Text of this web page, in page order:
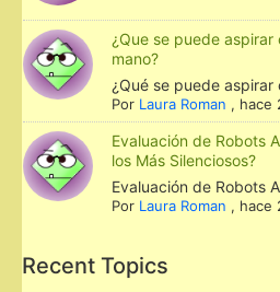
¿Que se puede
mano?
¿Qué se puede
Por Laura Roman , hace
Evaluación de Robots
los Más Silenciosos?
Evaluación de Robots
Por Laura Roman , hace
Recent Topics